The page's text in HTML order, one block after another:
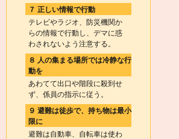
７ 正しい情報で行動
テレビやラジオ、防災機関か
らの情報で行動し、デマに惑
わされないよう注意する。
８ 人の集まる場所では冷静な行
動を
あわてて出口や階段に殺到せ
ず、係員の指示に従う。
９ 避難は徒歩で、持ち物は最小
限に
避難は自動車、自転車は使わ